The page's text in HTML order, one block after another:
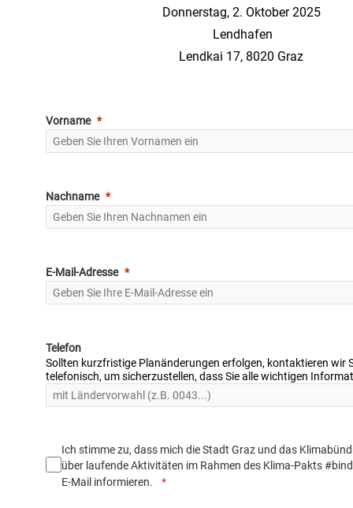
Donnerstag, 2. Oktober 2025
Lendhafen
Lendkai 17, 8020 Graz
Vorname
Nachname
E-Mail-Adresse
Telefon
Sollten kurzfristige Planänderungen erfolgen, kontaktieren wir
telefonisch, um sicherzustellen, dass Sie alle wichtigen
Ich stimme zu, dass mich die Stadt Graz und das
über laufende Aktivitäten im Rahmen des Klima-Pakts
E-Mail informieren.